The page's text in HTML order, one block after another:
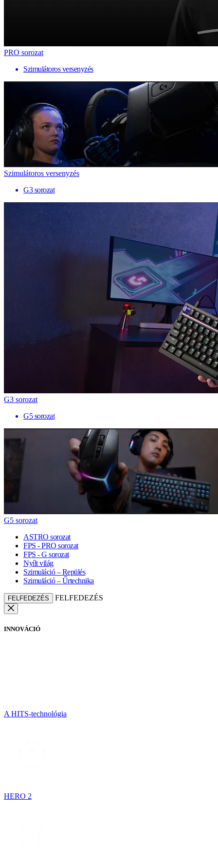
PRO sorozat
Szimulátoros versenyzés
Szimulátoros versenyzés
G3 sorozat
G3 sorozat
G5 sorozat
G5 sorozat
ASTRO sorozat
FPS - PRO sorozat
FPS - G sorozat
Nyílt világ
Szimuláció – Repülés
Szimuláció – Űrtechnika
FELFEDEZÉS FELFEDEZÉS
INNOVÁCIÓ
A HITS-technológia
HERO 2